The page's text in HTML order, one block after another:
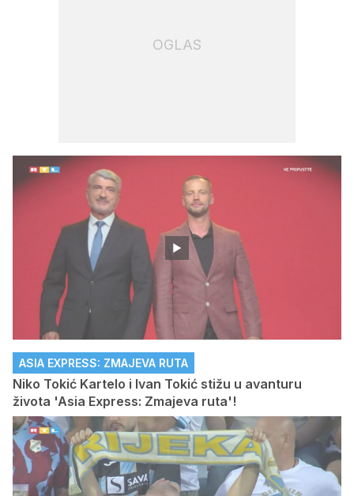
OGLAS
ASIA EXPRESS: ZMAJEVA RUTA
Niko Tokić Kartelo i Ivan Tokić stižu u avanturu
života 'Asia Express: Zmajeva ruta'!